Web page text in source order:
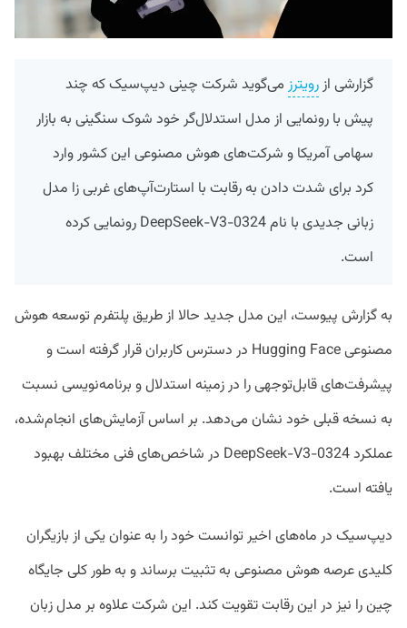
گزارشی ازرویترز می‌گوید شرکت چینی دیپ‌سیک که چند
پیش با رونمایی از مدل استدلال‌گر خود شوک سنگینی به بازار
سهامی آمریکا و شرکت‌های هوش مصنوعی این کشور وارد
کرد برای شدت دادن به رقابت با استارت‌آپ‌های غربی زا مدل
زبانی جدیدی با نام DeepSeek-V3-0324 رونمایی کرده
است.
به گزارش پیوست، این مدل جدید حالا از طریق پلتفرم توسعه هوش
مصنوعی Hugging Face در دسترس کاربران قرار گرفته است و
پیشرفت‌های قابل‌توجهی را در زمینه استدلال و برنامه‌نویسی نسبت
به نسخه قبلی خود نشان می‌دهد. بر اساس آزمایش‌های انجام‌شده،
عملکرد DeepSeek-V3-0324 در شاخص‌های فنی مختلف بهبود
یافته است.
دیپ‌سیک در ماه‌های اخیر توانست خود را به عنوان یکی از بازیگران
کلیدی عرصه هوش مصنوعی به تثبیت برساند و به طور کلی جایگاه
چین را نیز در این رقابت تقویت کند. این شرکت علاوه بر مدل زبان